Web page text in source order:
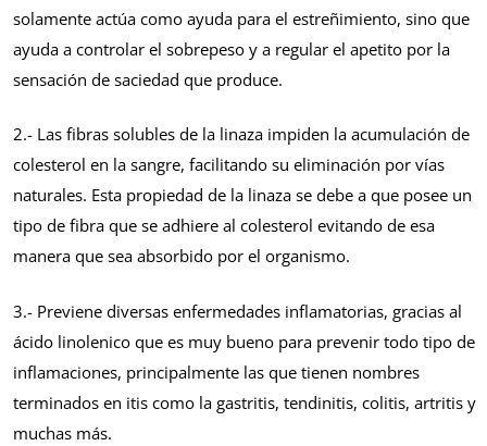
solamente actúa como ayuda para el estreñimiento, sino que
ayuda a controlar el sobrepeso y a regular el apetito por la
sensación de saciedad que produce.
2.- Las fibras solubles de la linaza impiden la acumulación de
colesterol en la sangre, facilitando su eliminación por vías
naturales. Esta propiedad de la linaza se debe a que posee un
tipo de fibra que se adhiere al colesterol evitando de esa
manera que sea absorbido por el organismo.
3.- Previene diversas enfermedades inflamatorias, gracias al
ácido linolenico que es muy bueno para prevenir todo tipo de
inflamaciones, principalmente las que tienen nombres
terminados en itis como la gastritis, tendinitis, colitis, artritis y
muchas más.